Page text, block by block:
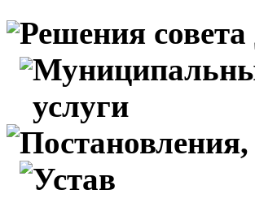
Решения совета
услуги
Устав